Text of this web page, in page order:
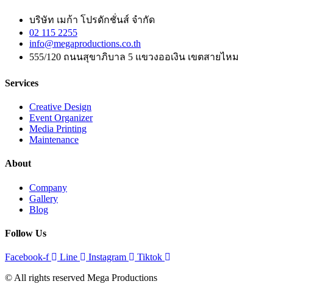
บริษัท เมก้า โปรดักชั่นส์ จำกัด
02 115 2255
info@megaproductions.co.th
555/120 ถนนสุขาภิบาล 5 แขวงออเงิน เขตสายไหม
Services
Creative Design
Event Organizer
Media Printing
Maintenance
About
Company
Gallery
Blog
Follow Us
Facebook-f Line Instagram
Tiktok
© All rights reserved Mega Productions